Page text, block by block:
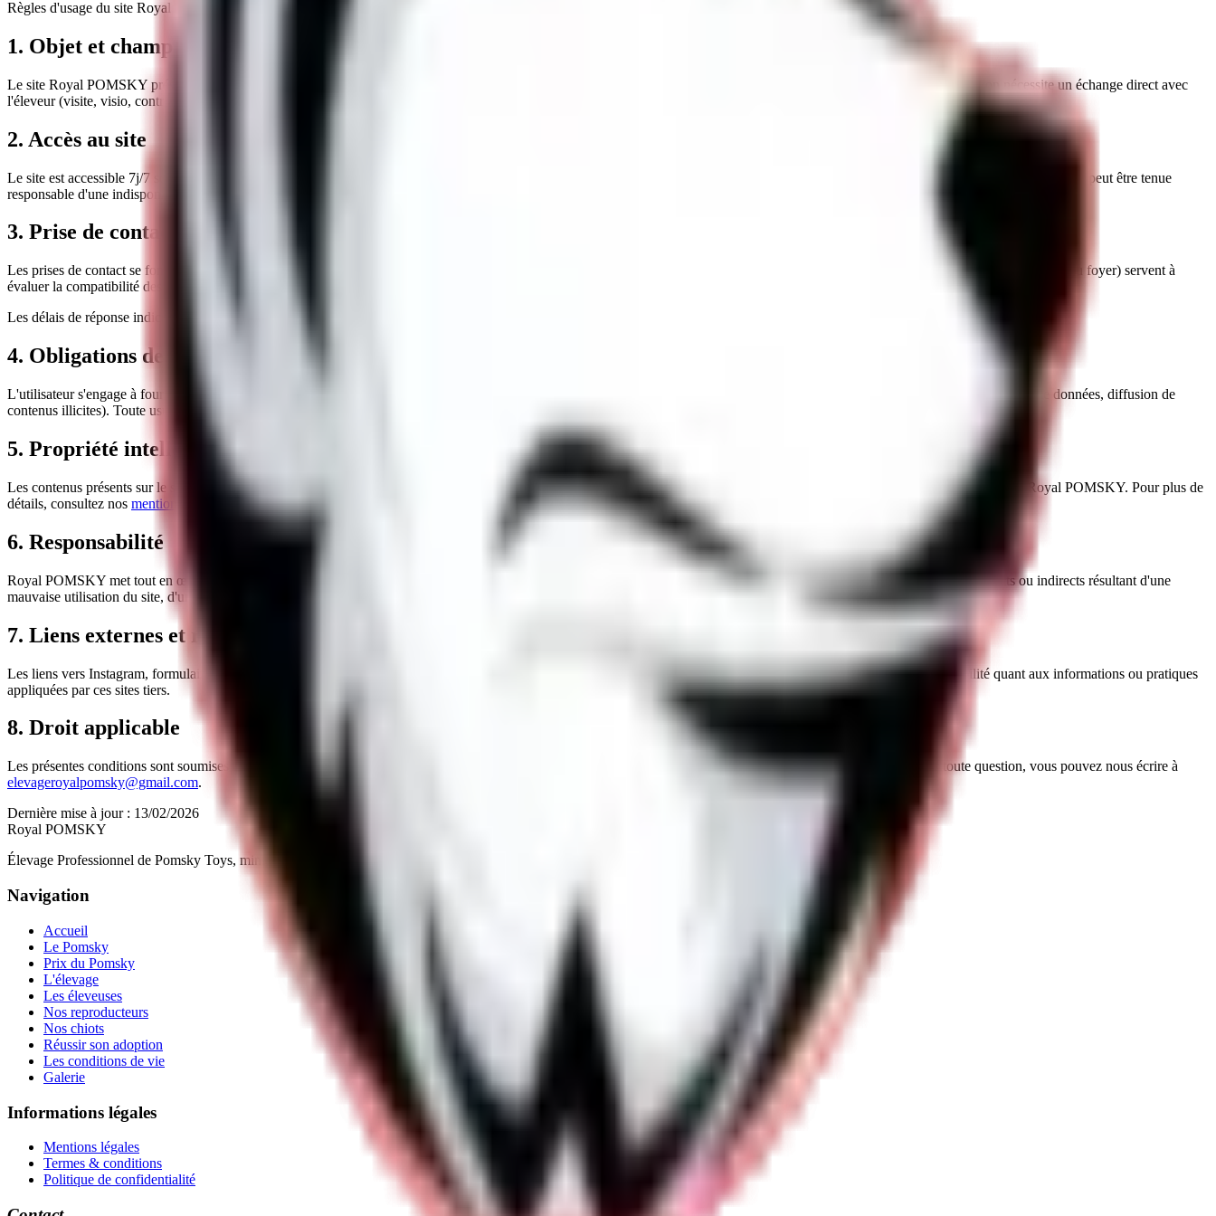
Règles d'usage du site Royal POMSKY, informations précontractuelles et responsabilités de chacune des parties.
1. Objet et champ d'application
Le site Royal POMSKY présente l'élevage professionnel, les reproducteurs et les chiots disponibles. Il ne constitue pas un site de vente en ligne : toute adoption ou réservation nécessite un échange direct avec
l'éleveur (visite, visio, contrat). Les photos, tarifs indicatifs et disponibilités sont communiqués à titre informatif et peuvent évoluer.
2. Accès au site
Le site est accessible 7j/7 sous réserve des opérations de maintenance ou de force majeure. L'utilisateur s'assure de disposer d'un équipement et d'une connexion adaptés. Royal POMSKY ne peut être tenue
responsable d'une indisponibilité temporaire ni de dommages liés à l'usage du réseau internet.
3. Prise de contact et réservations
Les prises de contact se font via le formulaire dédié, email, téléphone ou questionnaire de pré-visite. Les informations demandées (identité, coordonnées, projet d'adoption, environnement du foyer) servent à
évaluer la compatibilité des chiots et à préparer un accompagnement personnalisé. Aucune réservation n'est définitive sans confirmation écrite et signature du contrat remis par l'éleveur.
Les délais de réponse indicatifs sont précisés sur la
4. Obligations des utilisateurs
L'utilisateur s'engage à fournir des informations exactes lors des échanges (identité, coordonnées, projet) et à ne pas détourner le site de sa finalité (spamming, extraction automatisée de données, diffusion de
contenus illicites). Toute usurpation d'identité ou tentative de perturbation technique pourra entraîner une restriction d'accès.
5. Propriété intellectuelle
Les contenus présents sur le site sont protégés par le droit d'auteur. Toute reproduction ou réutilisation, notamment des photographies des chiens, nécessite l'accord écrit préalable d'Royal POMSKY. Pour plus de
détails, consultez nos mentions légales
6. Responsabilité
Royal POMSKY met tout en œuvre pour assurer l'exactitude des informations publiées et la sécurité du site. Elle ne pourra toutefois être tenue responsable des dommages directs ou indirects résultant d'une
mauvaise utilisation du site, d'une interruption de service, ou de la présence éventuelle de logiciels malveillants provenant de sites tiers ou du réseau.
7. Liens externes et réseaux sociaux
Les liens vers Instagram, formulaires et ressources externes sont fournis pour votre convenance. Royal POMSKY ne contrôle pas ces contenus et décline toute responsabilité quant aux informations ou pratiques
appliquées par ces sites tiers.
8. Droit applicable
Les présentes conditions sont soumises au droit français. En cas de litige et à défaut de résolution amiable, les juridictions françaises seront seules compétentes. Pour toute question, vous pouvez nous écrire à
elevageroyalpomsky@gmail.com.
Dernière mise à jour : 13/02/2026
Royal POMSKY
Élevage Professionnel de Pomsky Toys, miniatures et standards. Siège social et élevage à Dommartin-lès-Cuiseaux, Saône-et-Loire (71).
Navigation
Accueil
Le Pomsky
Prix du Pomsky
L'élevage
Les éleveuses
Nos reproducteurs
Nos chiots
Réussir son adoption
Les conditions de vie
Galerie
Informations légales
Mentions légales
Termes & conditions
Politique de confidentialité